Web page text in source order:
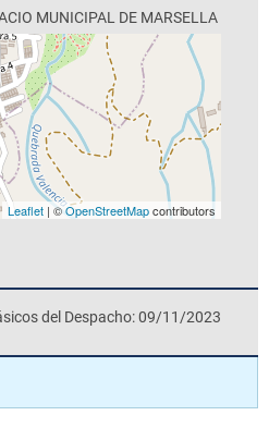
MUNICIPAL DE MARSELLA
Leaflet| ©OpenStreetMapcontributors
del Despacho: 09/11/2023